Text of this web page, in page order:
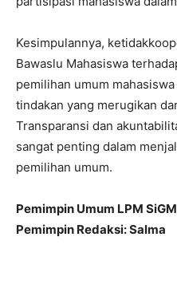
Kesimpulannya,
Bawaslu Mahasiswa
pemilihan umum
tindakan yang merugikan
Transparansi dan
sangat penting dalam
pemilihan umum.
Pemimpin Umum LPM
Pemimpin Redaksi: Salma